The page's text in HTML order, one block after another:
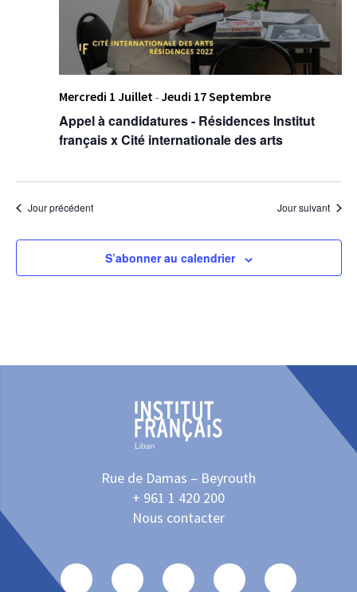
Mercredi 1 Juillet-Jeudi 17 Septembre
Appel à candidatures - Résidences Institut
français x Cité internationale des arts
Jour précédent Jour suivant
S’abonner au calendrier
Rue de Damas – Beyrouth
+ 961 1 420 200
Nous contacter